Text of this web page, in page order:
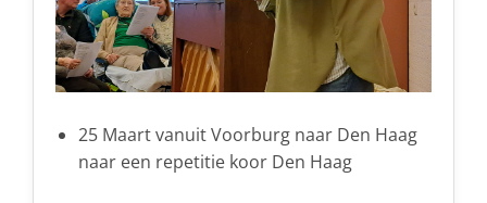
25 Maart vanuit Voorburg naar Den Haag
naar een repetitie koor Den Haag